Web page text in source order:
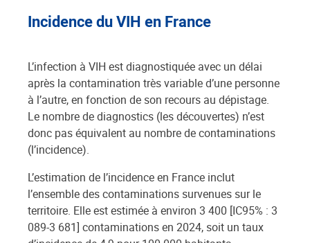
Incidence du VIH en France
L’infection à VIH est diagnostiquée avec un délai
après la contamination très variable d’une personne
à l’autre, en fonction de son recours au dépistage.
Le nombre de diagnostics (les découvertes) n’est
donc pas équivalent au nombre de contaminations
(l’incidence).
L’estimation de l’incidence en France inclut
l’ensemble des contaminations survenues sur le
territoire. Elle est estimée à environ 3 400 [IC95% : 3
089-3 681] contaminations en 2024, soit un taux